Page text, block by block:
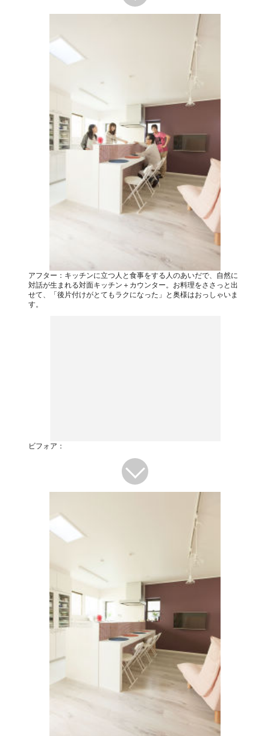
アフター：キッチンに立つ人と食事をする人のあいだで、自然に
対話が生まれる対面キッチン＋カウンター。お料理をささっと出
せて、「後片付けがとてもラクになった」と奥様はおっしゃいま
す。
ビフォア：